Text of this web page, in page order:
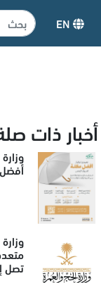
أخبار ذات
تصل إلى